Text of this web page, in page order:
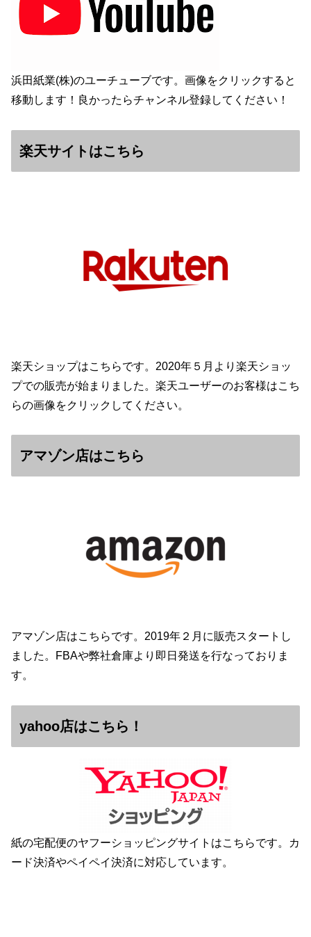
浜田紙業(株)のユーチューブです。画像をクリックすると
移動します！良かったらチャンネル登録してください！
楽天サイトはこちら
楽天ショップはこちらです。2020年５月より楽天ショッ
プでの販売が始まりました。楽天ユーザーのお客様はこち
らの画像をクリックしてください。
アマゾン店はこちら
アマゾン店はこちらです。2019年２月に販売スタートし
ました。FBAや弊社倉庫より即日発送を行なっておりま
す。
yahoo店はこちら！
紙の宅配便のヤフーショッピングサイトはこちらです。カ
ード決済やペイペイ決済に対応しています。